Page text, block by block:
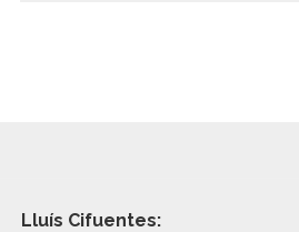
Lluís Cifuentes: